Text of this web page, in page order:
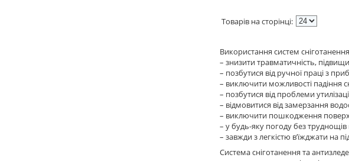
Використання систем
– знизити травматичність,
– позбутися від ручної праці з
– виключити можливості падіння
– позбутися від проблеми
– відмовитися від замерзання
– виключити пошкодження
– у будь-яку погоду без труднощів
– завжди з легкістю в’їжджати на
Система сніготанення та